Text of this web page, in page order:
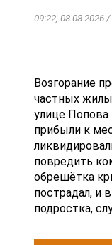
09:22, 08.08.2026
Возгорание
частных
улице
прибыли к
повредить
обрешётка
пострадал, и
подростка,